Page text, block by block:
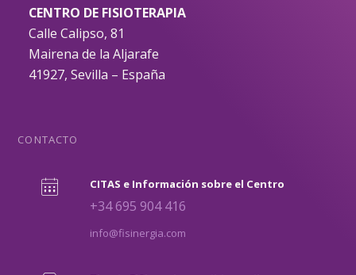
CENTRO DE FISIOTERAPIA
Calle Calipso, 81
Mairena de la Aljarafe
41927, Sevilla – España
CONTACTO
CITAS e Información sobre el Centro
+34 695 904 416
info@fisinergia.com